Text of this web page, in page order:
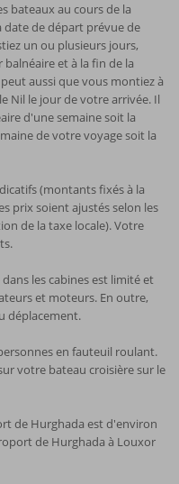
bateaux au cours de la
date de départ prévue de
un ou plusieurs jours,
et à la fin de la
aussi que vous montiez à
Nil le jour de votre arrivée. Il
d'une semaine soit la
de votre voyage soit la
(montants fixés à la
prix soient ajustés selon les
de la taxe locale). Votre
les cabines est limité et
et moteurs. En outre,
déplacement.
en fauteuil roulant.
votre bateau croisière sur le
de Hurghada est d'environ
de Hurghada à Louxor